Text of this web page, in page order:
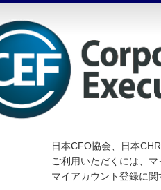
日本CFO協会、日本
ご利用いただくには、マ
マイアカウント登録に関